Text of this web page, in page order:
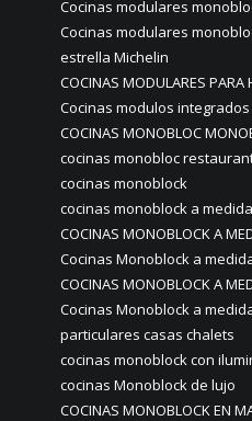
Cocinas modulares
Cocinas modulares
estrella Michelin
COCINAS MODULARES PARA
Cocinas modulos
COCINAS MONOBLOC
cocinas monobloc
cocinas monoblock
cocinas monoblock a medida
COCINAS MONOBLOCK A
Cocinas Monoblock a
COCINAS MONOBLOCK A
Cocinas Monoblock a
particulares casas chalets
cocinas monoblock con
cocinas Monoblock de lujo
COCINAS MONOBLOCK EN